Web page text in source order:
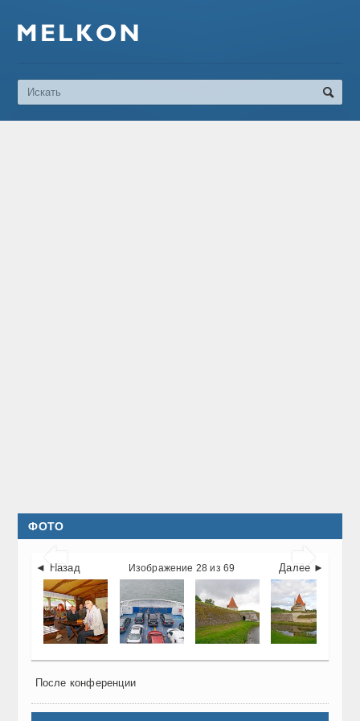
ФОТО
 
◄ Назад Далее ►
Изображение 28 из 69
После конференции